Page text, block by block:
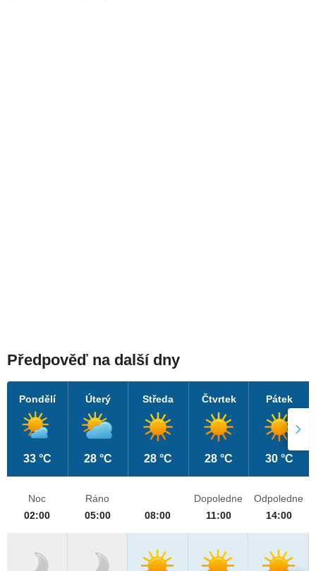
Předpověď na další dny
Pondělí
33 °C
Úterý
28 °C
Středa
28 °C
Čtvrtek
28 °C
Pátek
30 °C
Noc
02:00
Ráno
05:00
08:00
Dopoledne
11:00
Odpoledne
14:00